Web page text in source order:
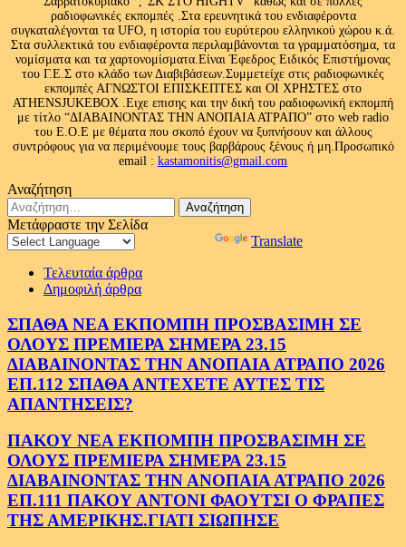
ραδιοφωνικές εκπομπές .Στα ερευνητικά του ενδιαφέροντα
συγκαταλέγονται τα UFO, η ιστορία του ευρύτερου ελληνικού χώρου κ.ά.
Στα συλλεκτικά του ενδιαφέροντα περιλαμβάνονται τα γραμματόσημα, τα
νομίσματα και τα χαρτονομίσματα.Είναι Έφεδρος Ειδικός Επιστήμονας
του Γ.Ε.Σ στο κλάδο των Διαβιβάσεων.Συμμετείχε στις ραδιοφωνικές
εκπομπές ΑΓΝΩΣΤΟΙ ΕΠΙΣΚΕΠΤΕΣ και ΟΙ ΧΡΗΣΤΕΣ στο
ATHENSJUKEBOX .Ειχε επισης και την δική του ραδιοφωνική εκπομπή
με τίτλο “ΔΙΑΒΑΙΝΟΝΤΑΣ ΤΗΝ ΑΝΟΠΑΙΑ ΑΤΡΑΠΟ” στο web radio
του Ε.Ο.Ε με θέματα που σκοπό έχουν να ξυπνήσουν και άλλους
συντρόφους για να περιμένουμε τους βαρβάρους ξένους ή μη.Προσωπικό
email : kastamonitis@gmail.com
Αναζήτηση
Αναζήτηση
για:
Μετάφραστε την Σελίδα
Translate
Τελευταία άρθρα
Δημοφιλή άρθρα
ΣΠΑΘΑ ΝΕΑ ΕΚΠΟΜΠΗ ΠΡΟΣΒΑΣΙΜΗ ΣΕ
ΟΛΟΥΣ ΠΡΕΜΙΕΡΑ ΣΗΜΕΡΑ 23.15
ΔΙΑΒΑΙΝΟΝΤΑΣ ΤΗΝ ΑΝΟΠΑΙΑ ΑΤΡΑΠΟ 2026
ΕΠ.112 ΣΠΑΘΑ ΑΝΤΕΧΕΤΕ ΑΥΤΕΣ ΤΙΣ
ΑΠΑΝΤΗΣΕΙΣ?
ΠΑΚΟΥ ΝΕΑ ΕΚΠΟΜΠΗ ΠΡΟΣΒΑΣΙΜΗ ΣΕ
ΟΛΟΥΣ ΠΡΕΜΙΕΡΑ ΣΗΜΕΡΑ 23.15
ΔΙΑΒΑΙΝΟΝΤΑΣ ΤΗΝ ΑΝΟΠΑΙΑ ΑΤΡΑΠΟ 2026
ΕΠ.111 ΠΑΚΟΥ ΑΝΤΟΝΙ ΦΑΟΥΤΣΙ Ο ΦΡΑΠΕΣ
ΤΗΣ ΑΜΕΡΙΚΗΣ.ΓΙΑΤΙ ΣΙΩΠΗΣΕ